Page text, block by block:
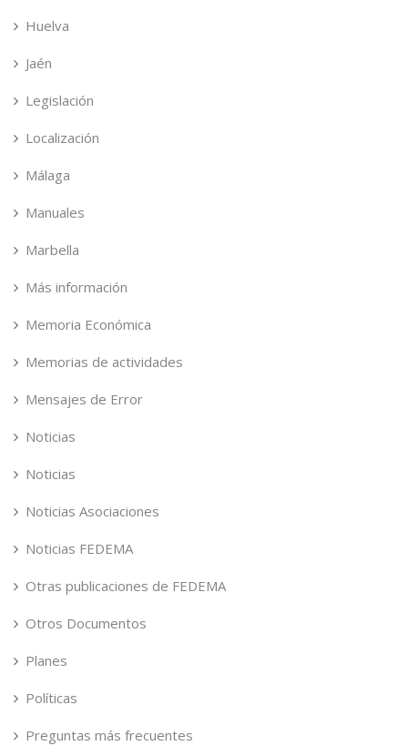
Huelva
Jaén
Legislación
Localización
Málaga
Manuales
Marbella
Más información
Memoria Económica
Memorias de actividades
Mensajes de Error
Noticias
Noticias
Noticias Asociaciones
Noticias FEDEMA
Otras publicaciones de FEDEMA
Otros Documentos
Planes
Políticas
Preguntas más frecuentes